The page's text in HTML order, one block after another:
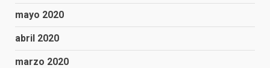
mayo 2020
abril 2020
marzo 2020